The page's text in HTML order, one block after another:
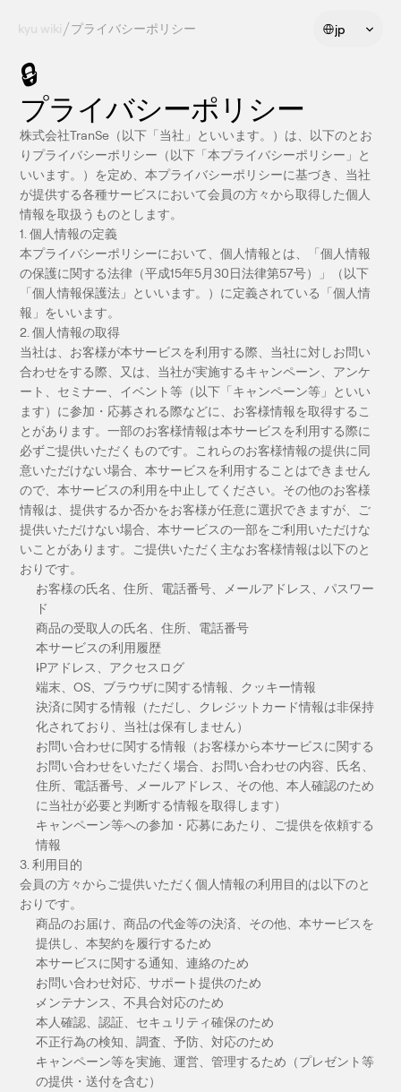
kyu wiki jp
プライバシーポリシー
🔒
プライバシーポリシー
株式会社TranSe（以下「当社」といいます。）は、以下のとお
りプライバシーポリシー（以下「本プライバシーポリシー」と
いいます。）を定め、本プライバシーポリシーに基づき、当社
が提供する各種サービスにおいて会員の方々から取得した個人
情報を取扱うものとします。
1. 個人情報の定義
本プライバシーポリシーにおいて、個人情報とは、「個人情報
の保護に関する法律（平成15年5月30日法律第57号）」（以下
「個人情報保護法」といいます。）に定義されている「個人情
報」をいいます。
2. 個人情報の取得
当社は、お客様が本サービスを利用する際、当社に対しお問い
合わせをする際、又は、当社が実施するキャンペーン、アンケ
ート、セミナー、イベント等（以下「キャンペーン等」といい
ます）に参加・応募される際などに、お客様情報を取得するこ
とがあります。一部のお客様情報は本サービスを利用する際に
必ずご提供いただくものです。これらのお客様情報の提供に同
意いただけない場合、本サービスを利用することはできません
ので、本サービスの利用を中止してください。その他のお客様
情報は、提供するか否かをお客様が任意に選択できますが、ご
提供いただけない場合、本サービスの一部をご利用いただけな
いことがあります。ご提供いただく主なお客様情報は以下のと
おりです。
お客様の氏名、住所、電話番号、メールアドレス、パスワー
ド
商品の受取人の氏名、住所、電話番号
本サービスの利用履歴
IPアドレス、アクセスログ
端末、OS、ブラウザに関する情報、クッキー情報
決済に関する情報（ただし、クレジットカード情報は非保持
化されており、当社は保有しません）
お問い合わせに関する情報（お客様から本サービスに関する
お問い合わせをいただく場合、お問い合わせの内容、氏名、
住所、電話番号、メールアドレス、その他、本人確認のため
に当社が必要と判断する情報を取得します）
キャンペーン等への参加・応募にあたり、ご提供を依頼する
情報
3. 利用目的
会員の方々からご提供いただく個人情報の利用目的は以下のと
おりです。
商品のお届け、商品の代金等の決済、その他、本サービスを
提供し、本契約を履行するため
本サービスに関する通知、連絡のため
お問い合わせ対応、サポート提供のため
メンテナンス、不具合対応のため
本人確認、認証、セキュリティ確保のため
不正行為の検知、調査、予防、対応のため
キャンペーン等を実施、運営、管理するため（プレゼント等
の提供・送付を含む）